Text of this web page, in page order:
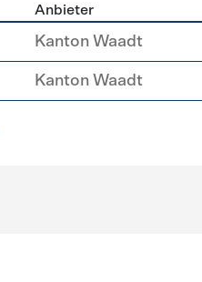
Anbieter
Kanton Waadt
Kanton Waadt